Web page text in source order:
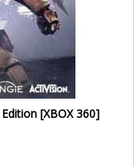
[XBOX 360]